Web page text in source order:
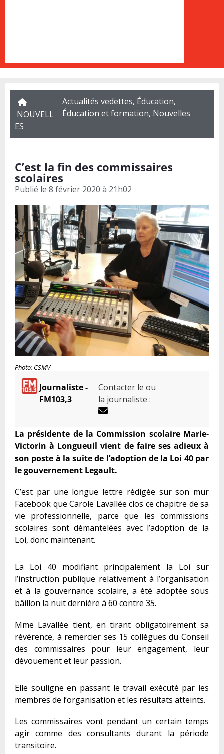
NOUVELL
ES
Actualités vedettes, Éducation,
Éducation et formation, Nouvelles
C’est la fin des commissaires
scolaires
Publié le 8 février 2020 à 21h02
Photo: CSMV
Journaliste -
FM103,3
Contacter le ou
la journaliste :
La présidente de la Commission scolaire Marie-
Victorin à Longueuil vient de faire ses adieux à
son poste à la suite de l’adoption de la Loi 40 par
le gouvernement Legault.
C’est par une longue lettre rédigée sur son mur
Facebook que Carole Lavallée clos ce chapitre de sa
vie professionnelle, parce que les commissions
scolaires sont démantelées avec l’adoption de la
Loi, donc maintenant.
La Loi 40 modifiant principalement la Loi sur
l’instruction publique relativement à l’organisation
et à la gouvernance scolaire, a été adoptée sous
bâillon la nuit dernière à 60 contre 35.
Mme Lavallée tient, en tirant obligatoirement sa
révérence, à remercier ses 15 collègues du Conseil
des commissaires pour leur engagement, leur
dévouement et leur passion.
Elle souligne en passant le travail exécuté par les
membres de l’organisation et les résultats atteints.
Les commissaires vont pendant un certain temps
agir comme des consultants durant la période
transitoire.